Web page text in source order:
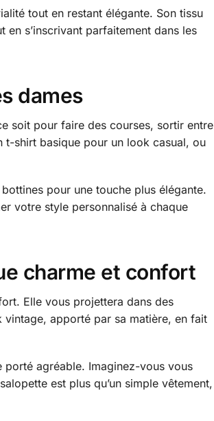
tout en restant élégante. Son tissu
s’inscrivant parfaitement dans les
dames
soit pour faire des courses, sortir entre
t-shirt basique pour un look casual, ou
pour une touche plus élégante.
votre style personnalisé à chaque
charme et confort
Elle vous projettera dans des
vintage, apporté par sa matière, en fait
porté agréable. Imaginez-vous vous
est plus qu’un simple vêtement,